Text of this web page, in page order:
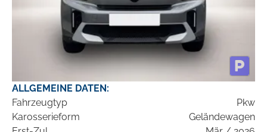
ALLGEMEINE DATEN:
Fahrzeugtyp
Pkw
Karosserieform
Geländewagen